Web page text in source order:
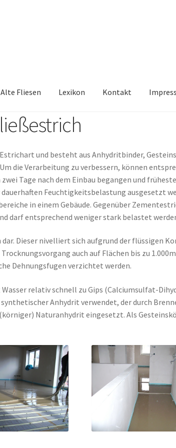
Alte Fliesen Lexikon Kontakt
Retrofliesen, Historische Fliesen
LexikonVielen Dank für Ihre AnfrageWarenkorb
und besteht aus Anhydritbinder,
die Verarbeitung zu verbessern, können
Tage nach dem Einbau begangen und
Feuchtigkeitsbelastung ausgesetzt
in einem Gebäude. Gegenüber
darf entsprechend weniger stark belastet
Dieser nivelliert sich aufgrund der flüssigen
auch auf Flächen bis zu
Dehnungsfugen verzichtet werden.
relativ schnell zu Gips (Calciumsulfat-
Anhydrit verwendet, der durch
Naturanhydrit eingesetzt. Als